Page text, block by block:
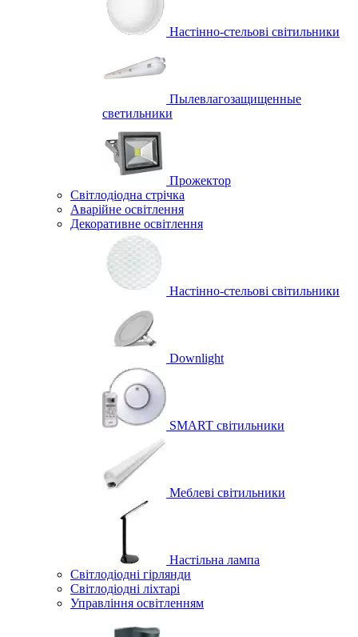
Настінно-стельові світильники
Пылевлагозащищенные
светильники
Прожектор
Світлодіодна стрічка
Аварійне освітлення
Декоративне освітлення
Настінно-стельові світильники
Downlight
SMART світильники
Меблеві світильники
Настільна лампа
Світлодіодні гірлянди
Світлодіодні ліхтарі
Управління освітленням